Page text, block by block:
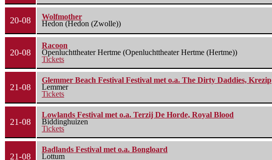
20-08
Wolfmother
Hedon (Hedon (Zwolle))
20-08
Racoon
Openluchttheater Hertme (Openluchttheater Hertme (Hertme))
Tickets
21-08
Glemmer Beach Festival Festival met o.a. The Dirty Daddies, Krezip
Lemmer
Tickets
21-08
Lowlands Festival met o.a. Terzij De Horde, Royal Blood
Biddinghuizen
Tickets
21-08
Badlands Festival met o.a. Bongloard
Lottum